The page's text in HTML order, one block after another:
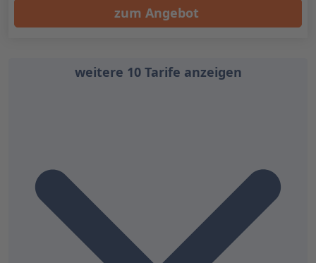
zum Angebot